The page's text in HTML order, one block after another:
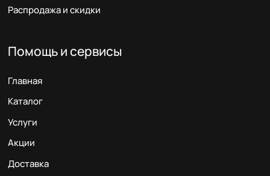
Распродажа и скидки
Помощь и сервисы
Главная
Каталог
Услуги
Акции
Доставка